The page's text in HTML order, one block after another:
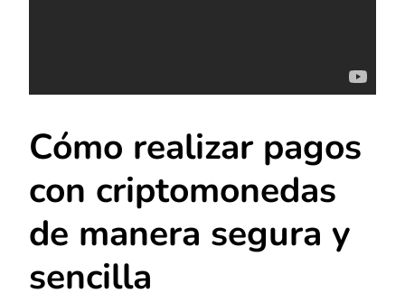
Cómo realizar pagos
con criptomonedas
de manera segura y
sencilla